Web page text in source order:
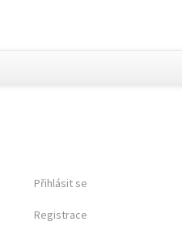
Přihlásit se
Registrace